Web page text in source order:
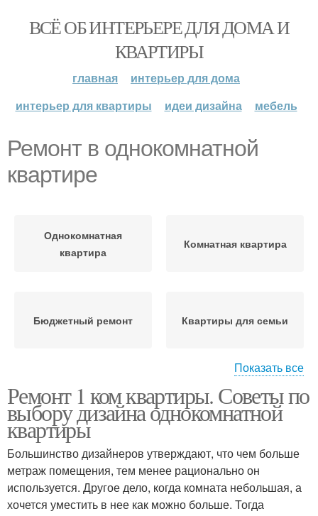
ВСЁ ОБ ИНТЕРЬЕРЕ ДЛЯ ДОМА И
КВАРТИРЫ
главная
интерьер для дома
интерьер для квартиры
идеи дизайна мебель
Ремонт в однокомнатной
квартире
Однокомнатная
квартира
Комнатная квартира
Бюджетный ремонт Квартиры для семьи
Квартиры с нишей Новинки в ремонте
Тренды в ремонте
Показать все
Ремонт 1 ком квартиры. Советы по
выбору дизайна однокомнатной
квартиры
Большинство дизайнеров утверждают, что чем больше
метраж помещения, тем менее рационально он
используется. Другое дело, когда комната небольшая, а
хочется уместить в нее как можно больше. Тогда